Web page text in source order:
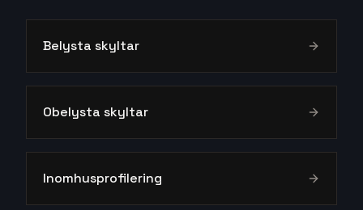
Belysta skyltar
Obelysta skyltar
Inomhusprofilering